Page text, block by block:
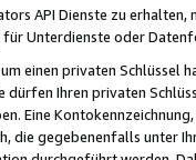
API Dienste zu
Unterdienste oder
einen privaten
dürfen Ihren privaten
Eine
die gegebenenfalls unter